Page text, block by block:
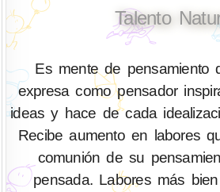
Talento
Es mente de pensamiento
expresa como pensador
ideas y hace de cada
Recibe aumento en labores
comunión de su
pensada. Labores más